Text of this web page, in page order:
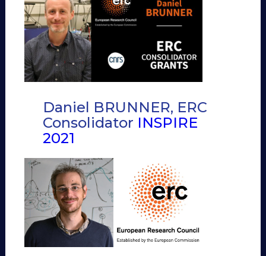
Daniel BRUNNER, ERC
Consolidator INSPIRE
2021